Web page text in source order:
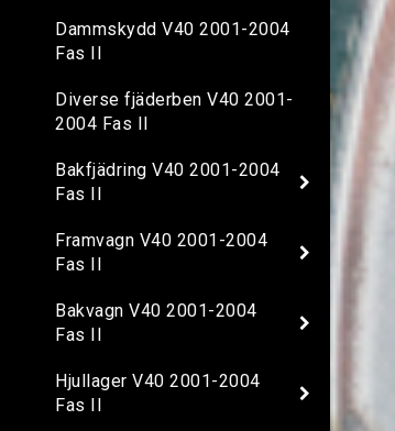
Dammskydd V40 2001-2004
Fas II
Diverse fjäderben V40 2001-
2004 Fas II
Bakfjädring V40 2001-2004
Fas II
Framvagn V40 2001-2004
Fas II
Bakvagn V40 2001-2004
Fas II
Hjullager V40 2001-2004
Fas II